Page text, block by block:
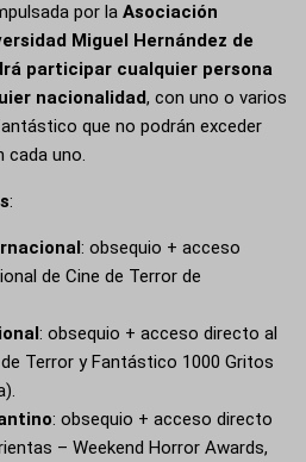
por la Asociación
Miguel Hernández de
participar cualquier persona
nacionalidad, con uno o varios
que no podrán exceder
cada uno.
:
: obsequio + acceso
de Cine de Terror de
: obsequio + acceso directo al
Terror y Fantástico 1000 Gritos
: obsequio + acceso directo
– Weekend Horror Awards,